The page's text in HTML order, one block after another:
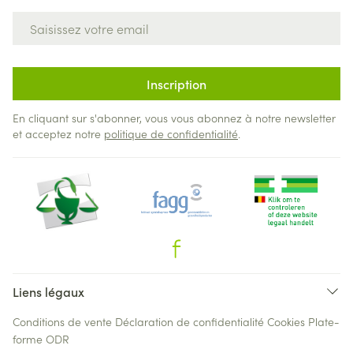
Inscription
En cliquant sur s'abonner, vous vous abonnez à notre newsletter
et acceptez notre politique de confidentialité.
Liens légaux
Conditions de vente Déclaration de confidentialité Cookies Plate-
forme ODR